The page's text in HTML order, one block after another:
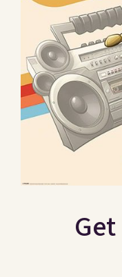
שומרי הגלקסיה: Get